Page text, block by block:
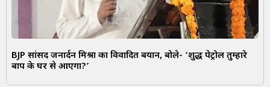
BJP सांसद जनार्दन मिश्रा का विवादित बयान, बोले- ‘शुद्ध पेट्रोल तुम्हारे
बाप के घर से आएगा?’